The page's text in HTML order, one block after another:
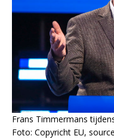
Frans Timmermans
Foto: Copyricht EU,